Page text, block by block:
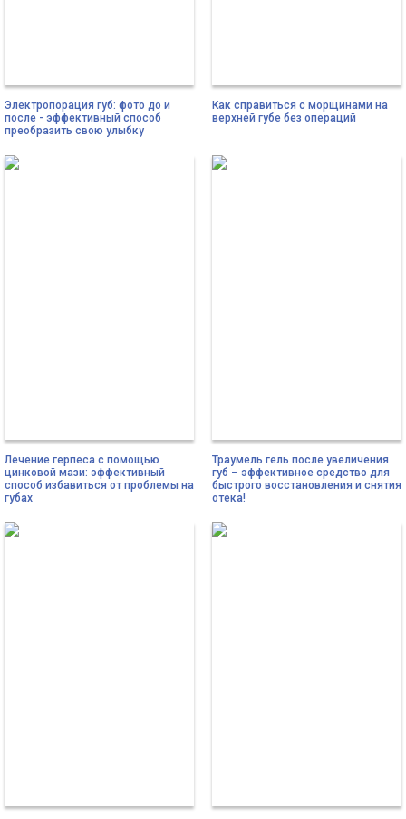
Электропорация губ: фото до и
после - эффективный способ
преобразить свою улыбку
Как справиться с морщинами на
верхней губе без операций
Лечение герпеса с помощью
цинковой мази: эффективный
способ избавиться от проблемы на
губах
Траумель гель после увеличения
губ – эффективное средство для
быстрого восстановления и снятия
отека!